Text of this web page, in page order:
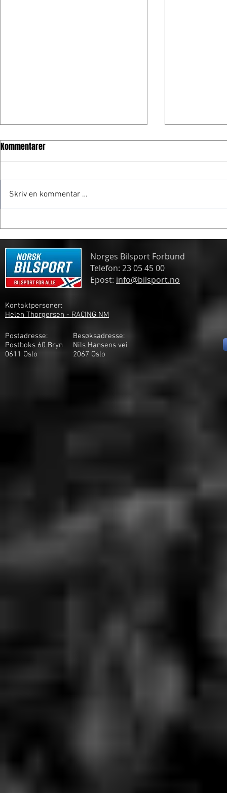
Frogner gjør
Kommentarer
Skriv en kommentar …
Norges Bilsport Forbund
Telefon: 23 05 45 00
Epost: info@bilsport.no
Postadresse:
Postboks 60 Bryn
0611 Oslo
Besøksadresse:
Nils Hansens vei
2067 Oslo
Kontaktpersoner:
Helen Thorgersen - RACING NM